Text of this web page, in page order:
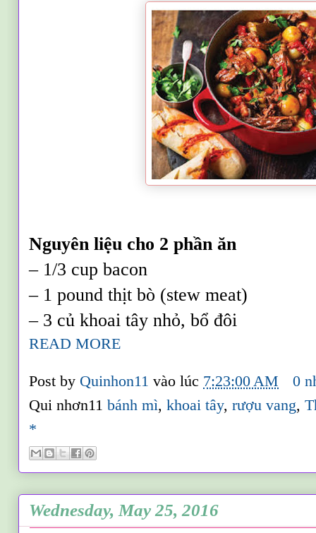
Nguyên liệu cho 2 phần ăn
– 1/3 cup bacon
– 1 pound thịt bò (stew meat)
– 3 củ khoai tây nhỏ, bổ đôi
READ MORE
Post by Quinhon11vào lúc 7:23:00 AM
0
Qui nhơn11bánh mì,khoai tây,rượu vang,
*
Wednesday, May 25, 2016